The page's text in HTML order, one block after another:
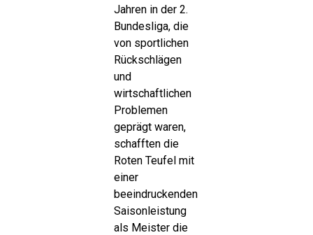
Jahren in der 2.
Bundesliga, die
von sportlichen
Rückschlägen
und
wirtschaftlichen
Problemen
geprägt waren,
schafften die
Roten Teufel mit
einer
beeindruckenden
Saisonleistung
als Meister die